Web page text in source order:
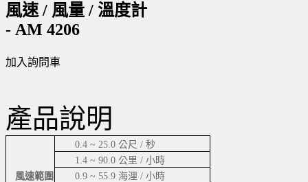
風速 / 風量 / 溫度計
- AM 4206
加入詢問車
產品說明
風速範圍
0.4 ~ 25.0 公尺 / 秒
1.4 ~ 90.0 公里 / 小時
0.9 ~ 55.9 海浬 / 小時